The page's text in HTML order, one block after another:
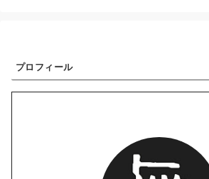
プロフィール